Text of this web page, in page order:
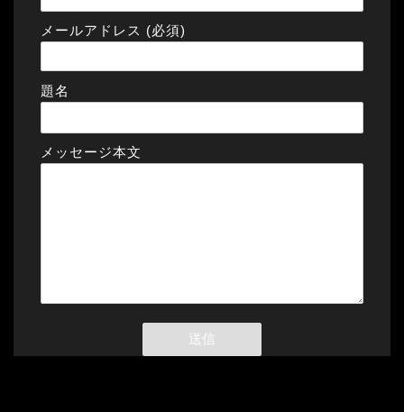
メールアドレス (必須)
題名
メッセージ本文